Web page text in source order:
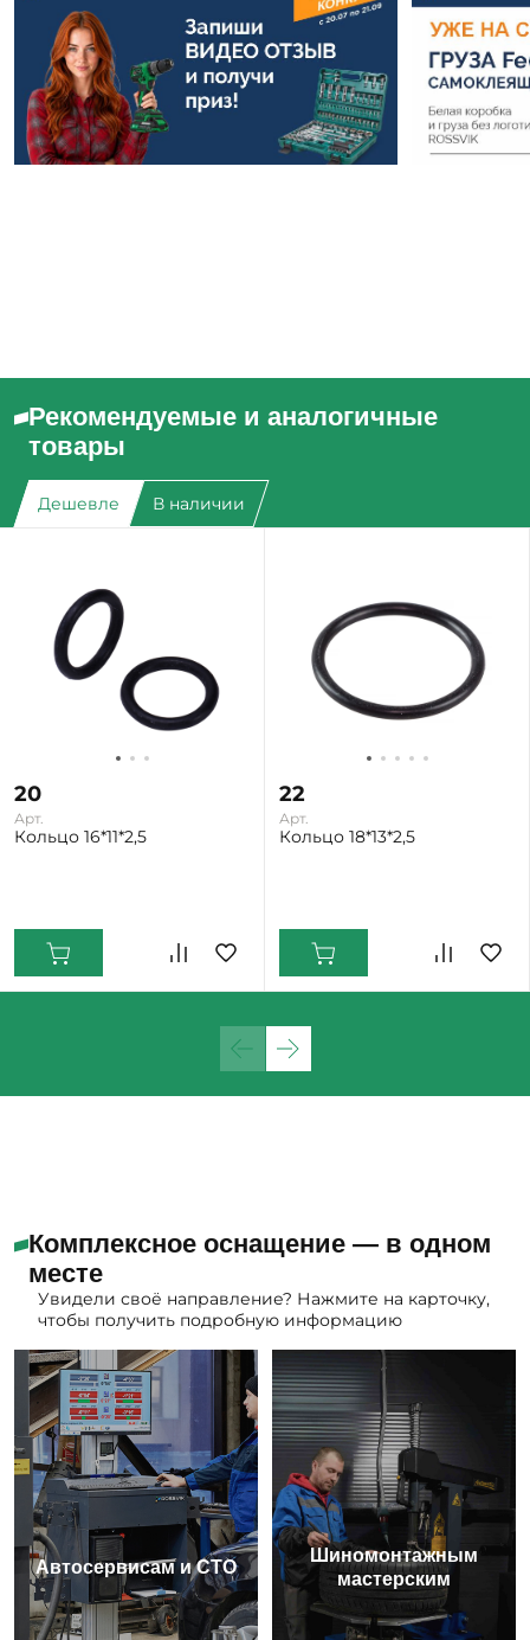
Рекомендуемые и аналогичные
товары
Дешевле В наличии
20
Арт.
Кольцо 16*11*2,5
22
Арт.
Кольцо 18*13*2,5
Комплексное оснащение — в одном
месте
Увидели своё направление? Нажмите на карточку,
чтобы получить подробную информацию
Автосервисам и СТО
Шиномонтажным
мастерским